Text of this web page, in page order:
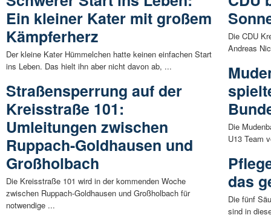
Ein kleiner Kater mit großem
Kämpferherz
Der kleine Kater Hümmelchen hatte keinen einfachen Start
ins Leben. Das hielt ihn aber nicht davon ab, ...
Straßensperrung auf der
Kreisstraße 101:
Umleitungen zwischen
Ruppach-Goldhausen und
Großholbach
Die Kreisstraße 101 wird in der kommenden Woche
zwischen Ruppach-Goldhausen und Großholbach für
notwendige ...
Die CDU
Andreas
Die
U13 Team
das
Die fünf
sind in